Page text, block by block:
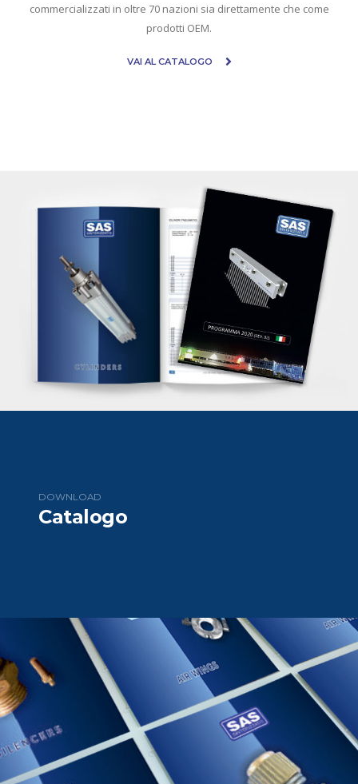
commercializzati in oltre 70 nazioni sia direttamente che come
prodotti OEM.
VAI AL CATALOGO
DOWNLOAD
Catalogo